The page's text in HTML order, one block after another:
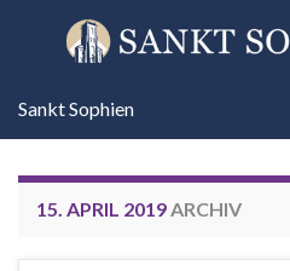
Sankt Sophien
15. APRIL 2019ARCHIV